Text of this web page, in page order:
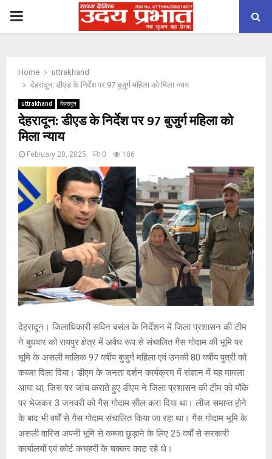
PRIMARY
Home
uttrakhand
देहरादून: डीएड के निर्देश पर 97 बुजुर्ग महिला को मिला न्याय
uttrakhand देहरादून
देहरादून: डीएड के निर्देश पर 97 बुजुर्ग महिला को
मिला न्याय
February 20, 2025 0 106
देहरादून। जिलाधिकारी सविन बसंल के निर्देशन में जिला प्रशासन की टीम
ने बुधवार को रायपुर क्षेत्र में अवैध रूप से संचालित गैस गोदाम की भूमि पर
भूमि के असली मालिक 97 वर्षीय बुजुर्ग महिला एवं उनकी 80 वर्षीय पुत्री को
कब्जा दिला दिया। डीएम के जनता दर्शन कार्यक्रम में संज्ञान में यह मामला
आया था, जिस पर जांच कराते हुए डीएम ने जिला प्रशासन की टीम को मौके
पर भेजकर 3 जनवरी को गैस गोदाम सील करा दिया था। लीज समाप्त होने
के बाद भी वर्षों से गैस गोदाम संचालित किया जा रहा था। गैस गोदाम भूमि के
असली वारिस अपनी भूमि से कब्जा छुड़ाने के लिए 25 वर्षों से सरकारी
कार्यालयों एवं कोर्ट कचहरी के चक्कर काट रहे थे।